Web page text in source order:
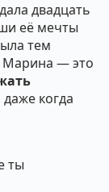
двадцать
её мечты
тем
Марина — это
даже когда
ты